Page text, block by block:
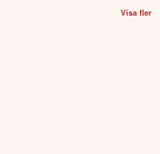
Visa fler